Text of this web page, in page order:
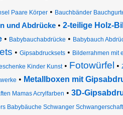
Paare Körper • Bauchbänder
und Abdrücke • 2-teilige Holz-
• Babybauchabdrücke • Babybauch
• Gipsabdrucksets• Bilderrahmen mit
Kinder Kunst• Fotowürfel •
• Metallboxen mit
Mamas Acrylfarben • 3D-
Babybäuche Schwanger